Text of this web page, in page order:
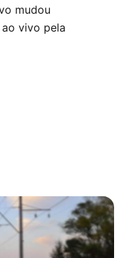
mudou
vivo pela